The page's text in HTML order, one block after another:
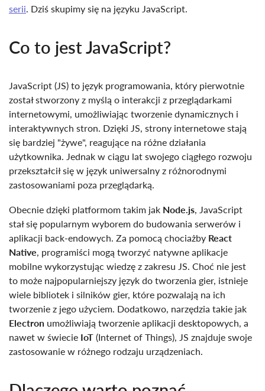
serii. Dziś skupimy się na języku JavaScript.
Co to jest JavaScript?
JavaScript (JS) to język programowania, który pierwotnie
został stworzony z myślą o interakcji z przeglądarkami
internetowymi, umożliwiając tworzenie dynamicznych i
interaktywnych stron. Dzięki JS, strony internetowe stają
się bardziej "żywe", reagujące na różne działania
użytkownika. Jednak w ciągu lat swojego ciągłego rozwoju
przekształcił się w język uniwersalny z różnorodnymi
zastosowaniami poza przeglądarką.
Obecnie dzięki platformom takim jak Node.js, JavaScript
stał się popularnym wyborem do budowania serwerów i
aplikacji back-endowych. Za pomocą chociażby React
Native, programiści mogą tworzyć natywne aplikacje
mobilne wykorzystując wiedzę z zakresu JS. Choć nie jest
to może najpopularniejszy język do tworzenia gier, istnieje
wiele bibliotek i silników gier, które pozwalają na ich
tworzenie z jego użyciem. Dodatkowo, narzędzia takie jak
Electron umożliwiają tworzenie aplikacji desktopowych, a
nawet w świecie IoT (Internet of Things), JS znajduje swoje
zastosowanie w różnego rodzaju urządzeniach.